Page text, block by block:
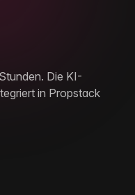
Die KI-
in Propstack